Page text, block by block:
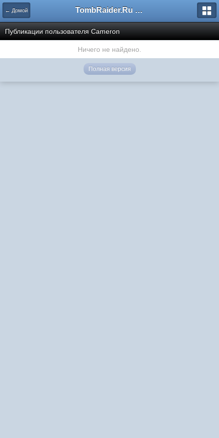
← Домой TombRaider.Ru - Форумы
Публикации пользователя Cameron
Ничего не найдено.
Полная версия